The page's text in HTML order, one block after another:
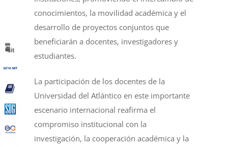
conocimientos, la movilidad académica y el
desarrollo de proyectos conjuntos que
beneficiarán a docentes, investigadores y
estudiantes.
La participación de los docentes de la
Universidad del Atlántico en este importante
escenario internacional reafirma el
compromiso institucional con la
investigación, la cooperación académica y la